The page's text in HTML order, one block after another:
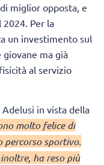
miglior opposta, e
Per la
un investimento sul
ma già
al servizio
Adelusi in vista della
molto felice di
percorso sportivo.
ha reso più